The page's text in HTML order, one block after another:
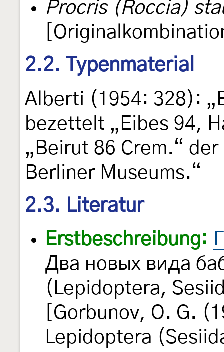
Procris (Roccia)
2.2. Typenmaterial
Alberti (1954: 328):
bezettelt „Eibes 94,
„Beirut 86 Crem.“
Berliner Museums.“
2.3. Literatur
Erstbeschreibung:
Два новых вида
(Lepidoptera,
[Gorbunov, O. G.
Lepidoptera